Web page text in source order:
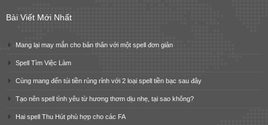
Bài Viết Mới Nhất
Mang lại may mắn cho bản thân với một spell đơn giản
Spell Tìm Việc Làm
Cùng mang đến túi tiền rủng rỉnh với 2 loại spell tiền bạc sau đây
Tạo nên spell tình yêu từ hương thơm dịu nhẹ, tại sao không?
Hai spell Thu Hút phù hợp cho các FA